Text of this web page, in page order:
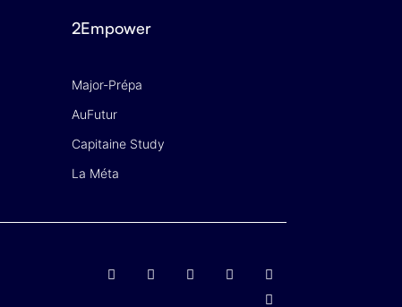
2Empower
Major-Prépa
AuFutur
Capitaine Study
La Méta